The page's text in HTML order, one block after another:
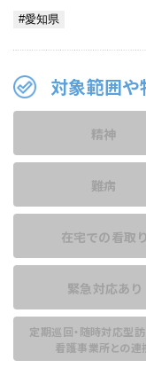
対象範囲や
精神
難病
在宅での看取り
緊急対応あり
定期巡回・随時対応型
看護事業所との連